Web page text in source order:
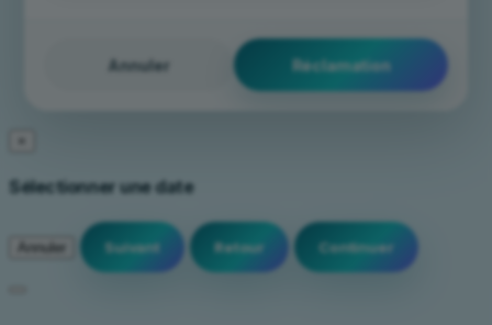
Annuler
Sélectionner une date
Annuler